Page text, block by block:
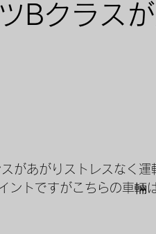
Bクラス
があがりストレスなく運
ントですがこちらの車輛